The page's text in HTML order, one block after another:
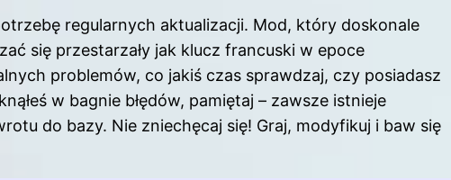
regularnych aktualizacji. Mod, który doskonale
się przestarzały jak klucz francuski w epoce
problemów, co jakiś czas sprawdzaj, czy posiadasz
w bagnie błędów, pamiętaj – zawsze istnieje
do bazy. Nie zniechęcaj się! Graj, modyfikuj i baw się